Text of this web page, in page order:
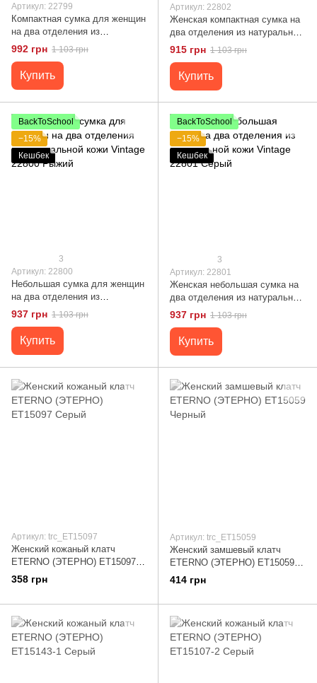
Артикул: 22799
Компактная сумка для женщин
на два отделения из
натуральной кожи Vintage
22799 Черный
992 грн 1 103 грн
Купить
Артикул: 22802
Женская компактная сумка на
два отделения из натуральной
кожи Vintage 22802 Зеленый
915 грн 1 103 грн
Купить
BackToSchool
−15%
Кешбек
3
Артикул: 22800
Небольшая сумка для женщин
на два отделения из
натуральной кожи Vintage
22800 Рыжий
937 грн 1 103 грн
Купить
BackToSchool
−15%
Кешбек
3
Артикул: 22801
Женская небольшая сумка на
два отделения из натуральной
кожи Vintage 22801 Серый
937 грн 1 103 грн
Купить
Артикул: trc_ET15097
Женский кожаный клатч
ETERNO (ЭТЕРНО) ET15097
Серый
358 грн
Артикул: trc_ET15059
Женский замшевый клатч
ETERNO (ЭТЕРНО) ET15059
Черный
414 грн